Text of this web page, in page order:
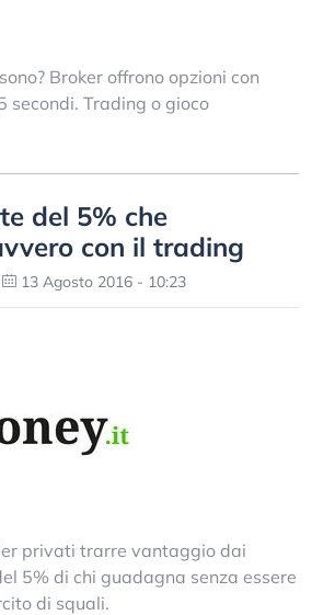
Broker offrono opzioni con
secondi. Trading o gioco
del 5% che
con il trading
13 Agosto 2016 - 10:23
privati trarre vantaggio dai
5% di chi guadagna senza essere
di squali.